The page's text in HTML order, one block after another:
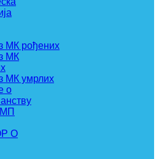
МК рођених
МК
МК умрлих
о
О